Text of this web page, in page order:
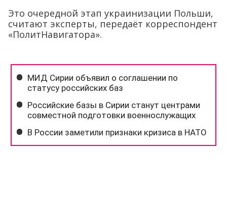
Это очередной этап украинизации Польши,
считают эксперты, передаёт корреспондент
«ПолитНавигатора».